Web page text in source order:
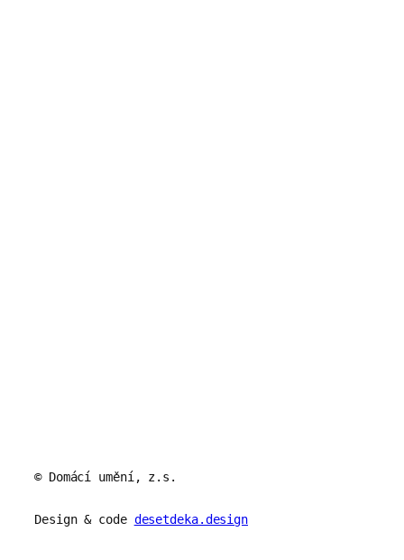
© Domácí umění, z.s.
Design & code desetdeka.design